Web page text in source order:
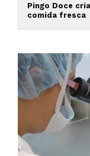
Pingo Doce
comida fresca